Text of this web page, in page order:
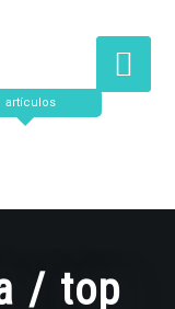
artículos
/ top